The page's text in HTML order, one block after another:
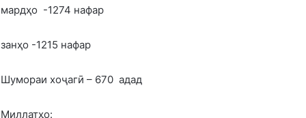
мардҳо -1274 нафар
занҳо -1215 нафар
Шумораи хоҷагӣ – 670 адад
Миллатҳо: